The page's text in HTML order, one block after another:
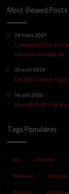
Most Viewed Posts
24 mars 2021
Comment la
monde moderne
25 avril 2024
Death Game : la
16 juin 2020
Knock Out ! Le
Tags Populaires
bd cinéma
humour manga
Policier